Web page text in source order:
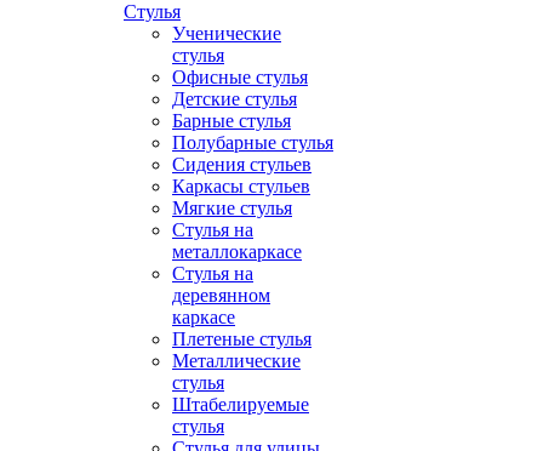
Стулья
Ученические
стулья
Офисные стулья
Детские стулья
Барные стулья
Полубарные стулья
Сидения стульев
Каркасы стульев
Мягкие стулья
Стулья на
металлокаркасе
Стулья на
деревянном
каркасе
Плетеные стулья
Металлические
стулья
Штабелируемые
стулья